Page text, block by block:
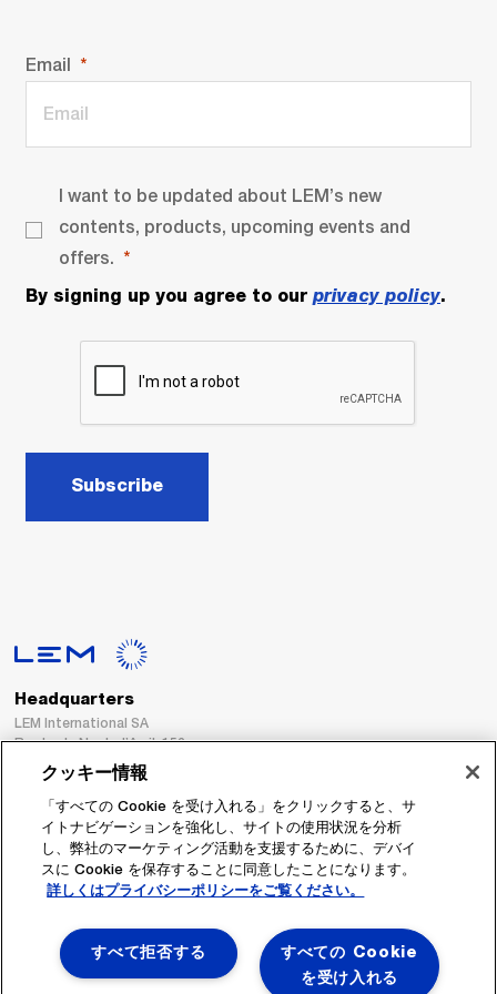
Email
I want to be updated about LEM’s new
contents, products, upcoming events and
offers.
By signing up you agree to our privacy policy.
Subscribe
Headquarters
LEM International SA
Route du Nant-d’Avril, 152
1217 Meyrin
Switzerland
Tel. :
+41 22 706 11 11
Fax : +41 22 794 94 78
フォローする
クッキー情報
「すべての Cookie を受け入れる」をクリックすると、サ
イトナビゲーションを強化し、サイトの使用状況を分析
し、弊社のマーケティング活動を支援するために、デバイ
スに Cookie を保存することに同意したことになります。
詳しくはプライバシーポリシーをご覧ください。
すべての Cookie
を受け入れる
すべて拒否する